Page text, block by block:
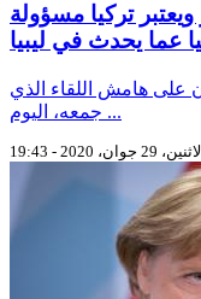
تركيا مسؤولة
عما يحدث في ليبيا
على هامش اللقاء الذي
جمعه، اليوم ...
29 جوان، 2020 - 19:43